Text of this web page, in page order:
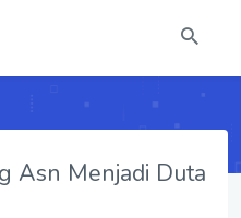
Asn Menjadi Duta